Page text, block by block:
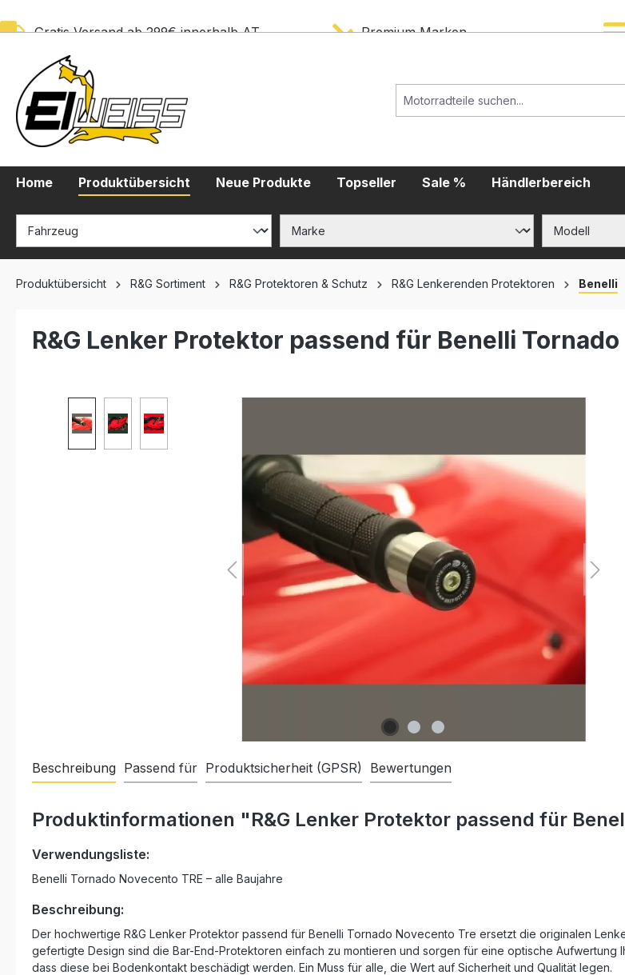
Gratis Versand ab 299€ innerhalb AT Premium Marken
Home Produktübersicht Neue Produkte Topseller Sale % Händlerbereich
Produktübersicht R&G Sortiment R&G Protektoren & Schutz R&G Lenkerenden Protektoren Benelli
R&G Lenker Protektor passend für Benelli
Beschreibung Passend für Produktsicherheit (GPSR) Bewertungen
Produktinformationen "R&G Lenker Protektor passend für
Verwendungsliste:
Benelli Tornado Novecento TRE – alle Baujahre
Beschreibung:
Der hochwertige R&G Lenker Protektor passend für Benelli Tornado Novecento Tre ersetzt die originalen
gefertigte Design sind die Bar-End-Protektoren einfach zu montieren und sorgen für eine optische
dass diese bei Bodenkontakt beschädigt werden. Ein Muss für alle, die Wert auf Sicherheit und Qualität legen.